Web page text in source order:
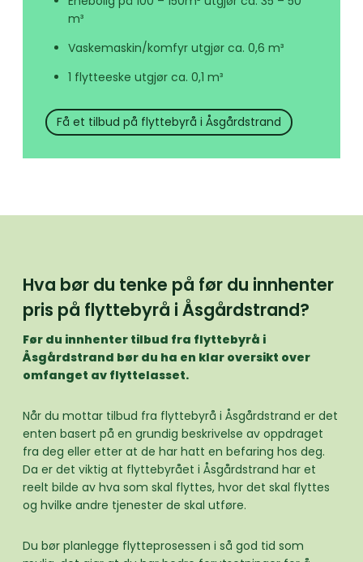
m³
Vaskemaskin/komfyr utgjør ca. 0,6 m³
1 flytteeske utgjør ca. 0,1 m³
Få et tilbud på flyttebyrå i Åsgårdstrand
Hva bør du tenke på før du innhenter
pris på flyttebyrå i Åsgårdstrand?
Før du innhenter tilbud fra flyttebyrå i
Åsgårdstrand bør du ha en klar oversikt over
omfanget av flyttelasset.
Når du mottar tilbud fra flyttebyrå i Åsgårdstrand er det
enten basert på en grundig beskrivelse av oppdraget
fra deg eller etter at de har hatt en befaring hos deg.
Da er det viktig at flyttebyrået i Åsgårdstrand har et
reelt bilde av hva som skal flyttes, hvor det skal flyttes
og hvilke andre tjenester de skal utføre.
Du bør planlegge flytteprosessen i så god tid som